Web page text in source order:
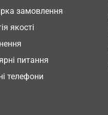
замовлення
якості
питання
телефони